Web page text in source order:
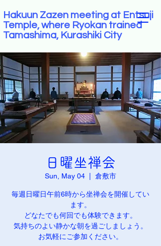
Hakuun Zazen meeting at Entsuji
Temple, where Ryokan trained
Tamashima, Kurashiki City
日曜坐禅会
Sun, May 04 倉敷市
毎週日曜日午前6時から坐禅会を開催してい
ます。
どなたでも何回でも体験できます。
気持ちのよい静かな朝を過ごしましょう。
お気軽にご参加ください。